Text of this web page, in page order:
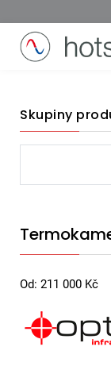
Skupiny
Od: 211 000 Kč